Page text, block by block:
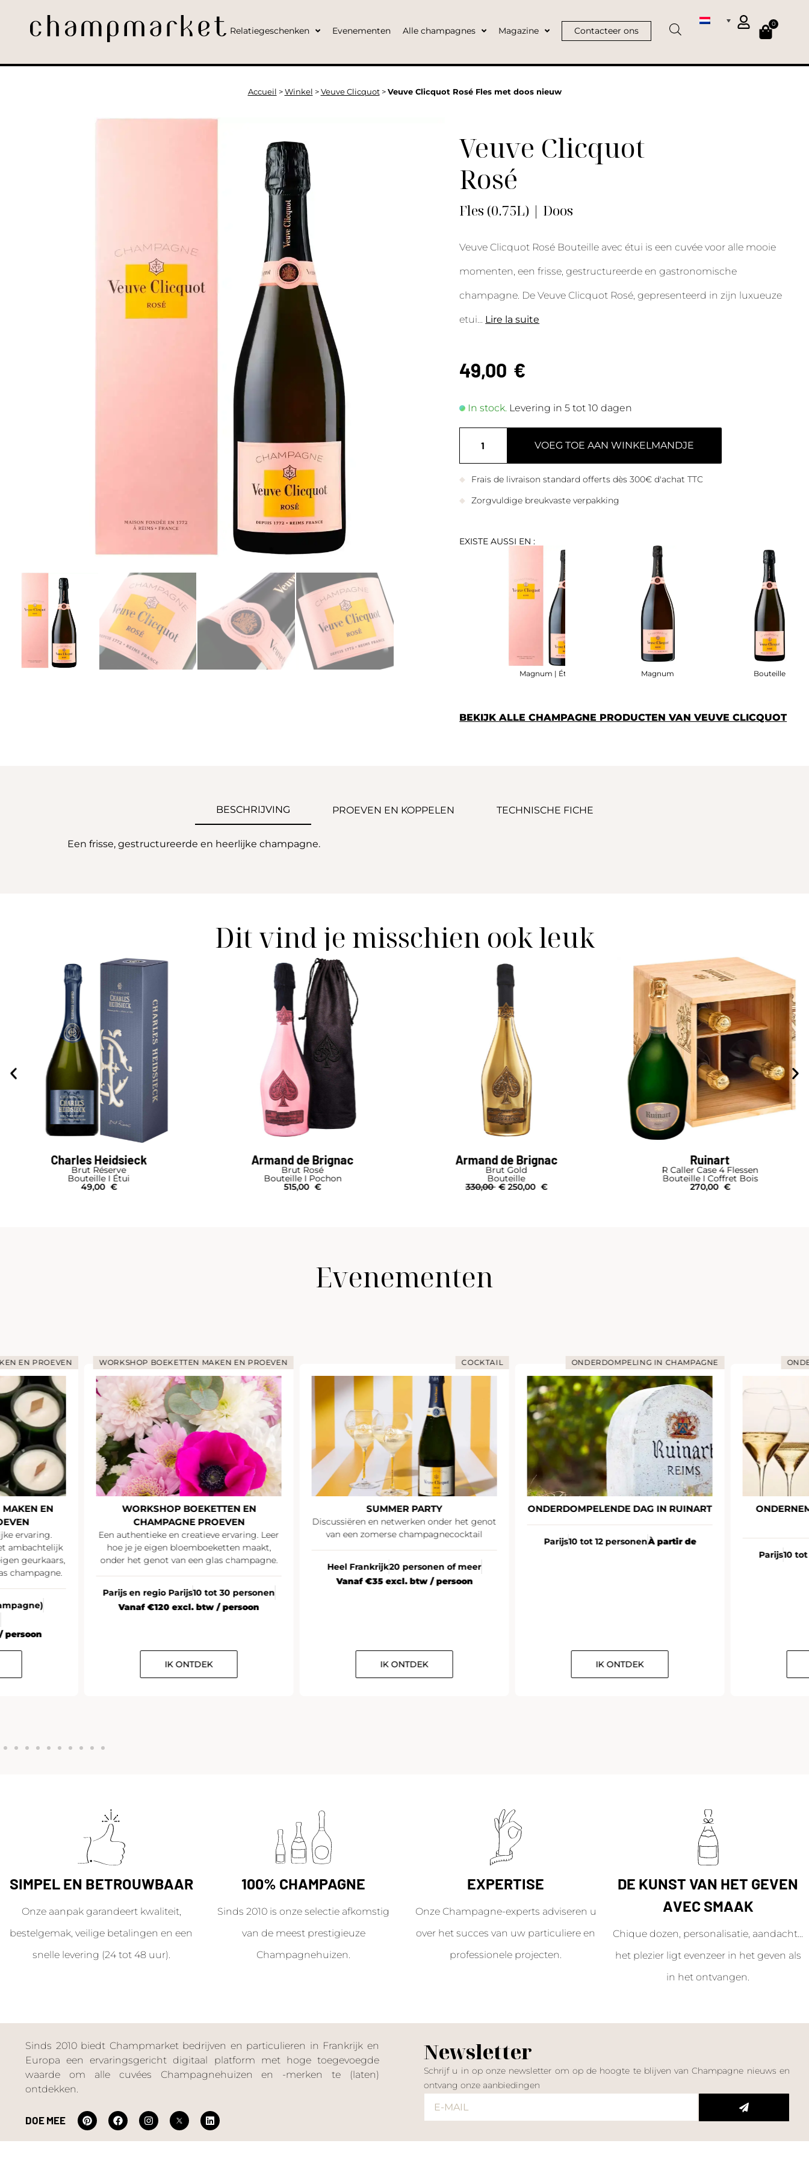
Relatiegeschenken Evenementen Alle champagnes Magazine Contacteer ons
0
Accueil > Winkel > Veuve Clicquot> Veuve Clicquot Rosé Fles met doos nieuw
Veuve Clicquot
Rosé
Fles (0.75L) | Doos
Veuve Clicquot Rosé Bouteille avec étui is een cuvée voor alle mooie
momenten, een frisse, gestructureerde en gastronomische
champagne. De Veuve Clicquot Rosé, gepresenteerd in zijn luxueuze
etui Lire la suite
49,00 €
In stock. Levering in 5 tot 10 dagen
VOEG TOE AAN WINKELMANDJE
Frais de livraison standard offerts dès 300€ d'achat TTC
Zorgvuldige breukvaste verpakking
EXISTE AUSSI EN :
Magnum | Étui Magnum Bouteille
BEKIJK ALLE CHAMPAGNE PRODUCTEN VAN VEUVE CLICQUOT
BESCHRIJVING PROEVEN EN KOPPELEN TECHNISCHE FICHE
Een frisse, gestructureerde en heerlijke champagne.
Dit vind je misschien ook leuk
Heidsieck Armand de Brignac
Bouteille I Pochon
Armand de Brignac
€
R Caller Case 4 Flessen
Bouteille I Coffret Bois
Evenementen
EN PROEVEN
EN
ervaring.
ambachtelijk
geurkaars,
champagne.
persoon
WORKSHOP BOEKETTEN MAKEN EN PROEVEN
WORKSHOP BOEKETTEN EN
CHAMPAGNE PROEVEN
Een authentieke en creatieve ervaring. Leer
hoe je je eigen bloemboeketten maakt,
onder het genot van een glas champagne.
Parijs en regio Parijs10 tot 30 personen
Vanaf €120 excl. btw / persoon
IK ONTDEK
COCKTAIL
SUMMER PARTY
Discussiëren en netwerken onder het genot
van een zomerse champagnecocktail
Heel Frankrijk20 personen of meer
Vanaf €35 excl. btw / persoon
IK ONTDEK
ONDERDOMPELING IN CHAMPAGNE
ONDERDOMPELENDE DAG IN RUINART
Parijs10 tot 12 personenÀ partir de
IK ONTDEK
Parijs10
SIMPEL EN BETROUWBAAR
Onze aanpak garandeert kwaliteit,
bestelgemak, veilige betalingen en een
snelle levering (24 tot 48 uur).
100% CHAMPAGNE
Sinds 2010 is onze selectie afkomstig
van de meest prestigieuze
Champagnehuizen.
EXPERTISE
Onze Champagne-experts adviseren u
over het succes van uw particuliere en
professionele projecten.
DE KUNST VAN HET GEVEN
AVEC SMAAK
Chique dozen, personalisatie, aandacht...
het plezier ligt evenzeer in het geven als
in het ontvangen.
Sinds 2010 biedt Champmarket bedrijven en particulieren in Frankrijk en
Europa een ervaringsgericht digitaal platform met hoge toegevoegde
waarde om alle cuvées Champagnehuizen en -merken te (laten)
ontdekken.
DOE MEE
Newsletter
Schrijf u in op onze newsletter om op de hoogte te blijven van Champagne nieuws en
ontvang onze aanbiedingen